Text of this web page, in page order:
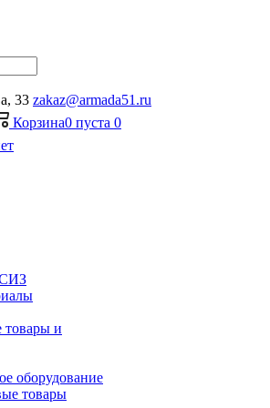
33 zakaz@armada51.ru
Корзина0 пуста 0
СИЗ
товары и
оборудование
товары